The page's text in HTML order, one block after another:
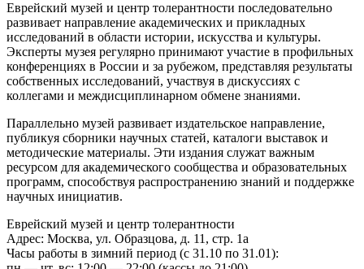
Еврейский музей и центр толерантности последовательно
развивает направление академических и прикладных
исследований в области истории, искусства и культуры.
Эксперты музея регулярно принимают участие в профильных
конференциях в России и за рубежом, представляя результаты
собственных исследований, участвуя в дискуссиях с
коллегами и междисциплинарном обмене знаниями.
Параллельно музей развивает издательское направление,
публикуя сборники научных статей, каталоги выставок и
методические материалы. Эти издания служат важным
ресурсом для академического сообщества и образовательных
программ, способствуя распространению знаний и поддержке
научных инициатив.
Еврейский музей и центр толерантности
Адрес: Москва, ул. Образцова, д. 11, стр. 1а
Часы работы в зимний период (с 31.10 по 31.01):